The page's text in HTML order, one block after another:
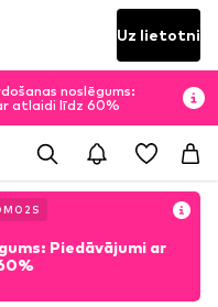
Uz lietotni
noslēgums:
atlaidi līdz 60%
M 00 S
Piedāvājumi ar